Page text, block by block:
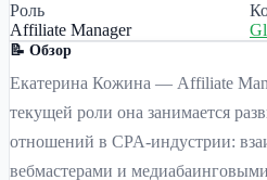
Роль
Affiliate Manager
📝 Обзор
Екатерина Кожина — Affiliate
текущей роли она занимается
отношений в CPA-индустрии:
вебмастерами и